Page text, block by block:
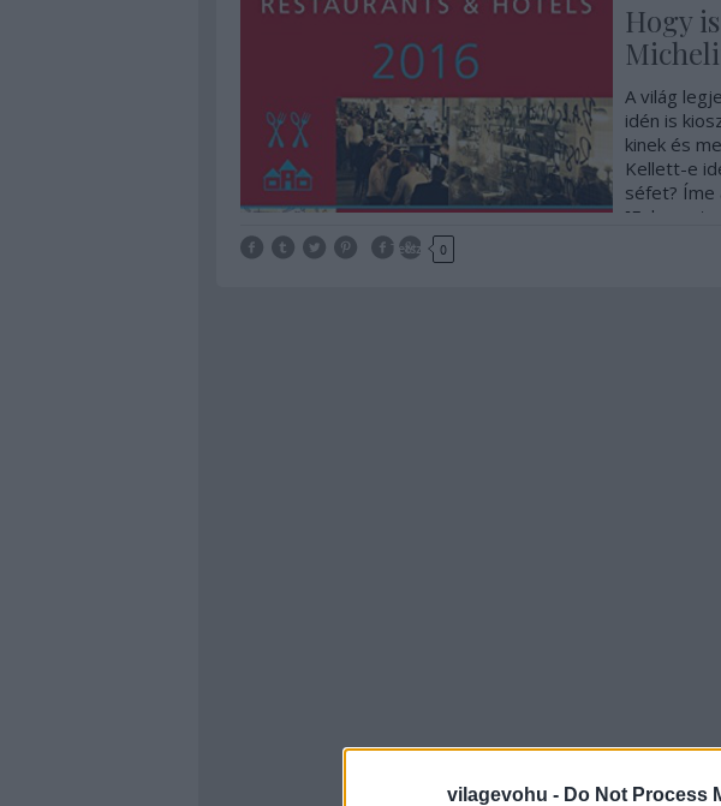
vilagevohu - Do Not Process
Hogy
A világ
idén is
kinek és
Kellett-e
séfet? Íme
Tetszik 0